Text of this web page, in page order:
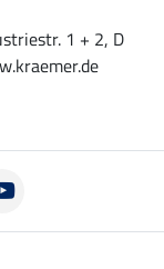
1 + 2, D